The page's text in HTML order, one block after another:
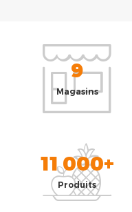
9
Magasins
11 000+
Produits